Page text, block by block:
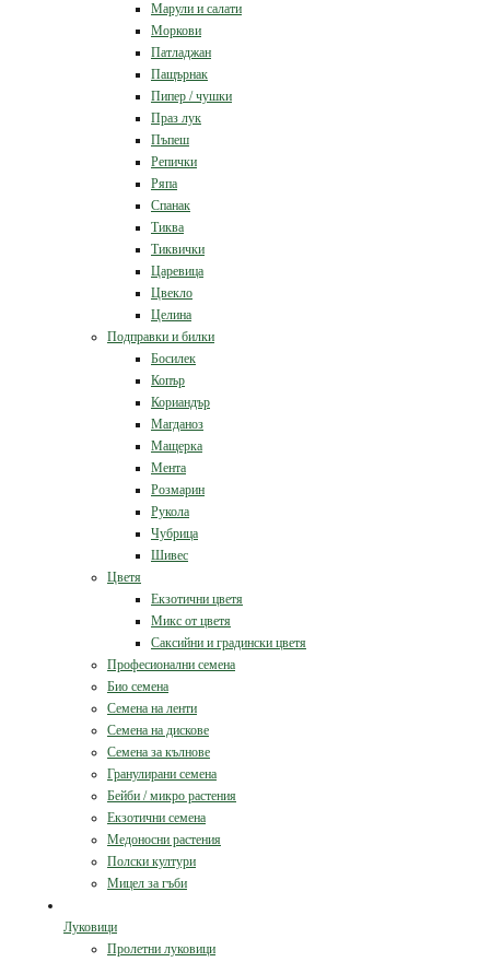
Марули и салати
Моркови
Патладжан
Пащърнак
Пипер / чушки
Праз лук
Пъпеш
Репички
Ряпа
Спанак
Тиква
Тиквички
Царевица
Цвекло
Целина
Подправки и билки
Босилек
Копър
Кориандър
Магданоз
Мащерка
Мента
Розмарин
Рукола
Чубрица
Шивес
Цветя
Екзотични цветя
Микс от цветя
Саксийни и градински цветя
Професионални семена
Био семена
Семена на ленти
Семена на дискове
Семена за кълнове
Гранулирани семена
Бейби / микро растения
Екзотични семена
Медоносни растения
Полски култури
Мицел за гъби
Луковици
Пролетни луковици